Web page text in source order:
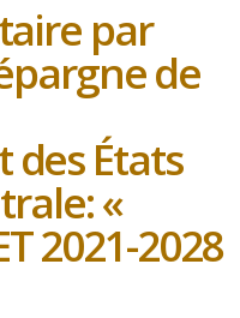
par
de
États
«
2021-2028